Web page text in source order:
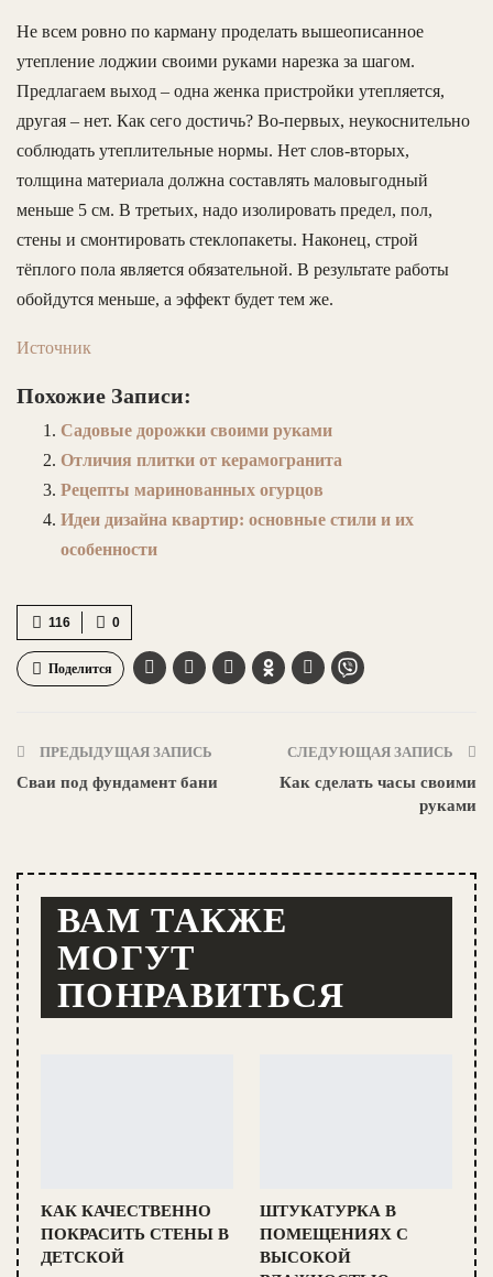
Не всем ровно по карману проделать вышеописанное
утепление лоджии своими руками нарезка за шагом.
Предлагаем выход – одна женка пристройки утепляется,
другая – нет. Как сего достичь? Во-первых, неукоснительно
соблюдать утеплительные нормы. Нет слов-вторых,
толщина материала должна составлять маловыгодный
меньше 5 см. В третьих, надо изолировать предел, пол,
стены и смонтировать стеклопакеты. Наконец, строй
тёплого пола является обязательной. В результате работы
обойдутся меньше, а эффект будет тем же.
Источник
Похожие Записи:
Садовые дорожки своими руками
Отличия плитки от керамогранита
Рецепты маринованных огурцов
Идеи дизайна квартир: основные стили и их
особенности
0
116
Поделится
ПРЕДЫДУЩАЯ ЗАПИСЬ
Сваи под фундамент бани
СЛЕДУЮЩАЯ ЗАПИСЬ
Как сделать часы своими
руками
ВАМ ТАКЖЕ
МОГУТ
ПОНРАВИТЬСЯ
КАК КАЧЕСТВЕННО
ПОКРАСИТЬ СТЕНЫ В
ДЕТСКОЙ
ШТУКАТУРКА В
ПОМЕЩЕНИЯХ С
ВЫСОКОЙ